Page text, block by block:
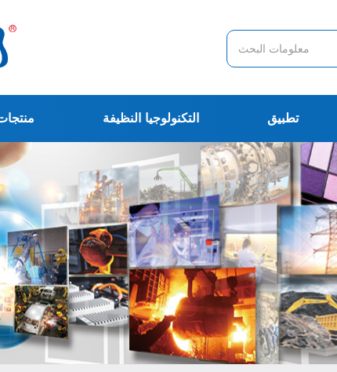
التكنولوجيا النظيفة تطبيق